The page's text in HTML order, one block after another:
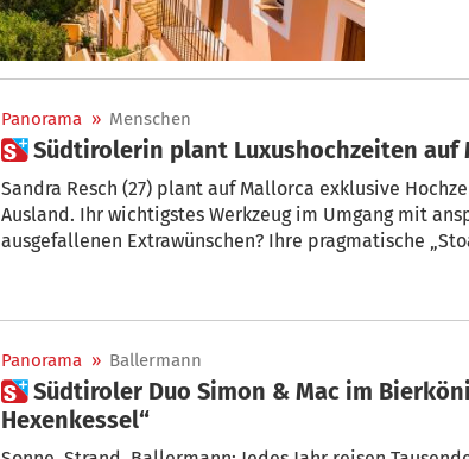
Panorama » Menschen
 Südtirolerin plant Luxushochzeiten auf
Sandra Resch (27) plant auf Mallorca exklusive
Ausland. Ihr wichtigstes Werkzeug im Umgang mit
ausgefallenen Extrawünschen? Ihre pragmatische
Panorama » Ballermann
 Südtiroler Duo Simon & Mac im Bierkönig: „Wie ein
Hexenkessel“